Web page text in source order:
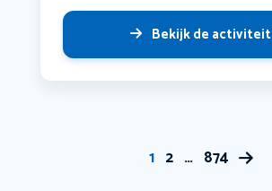
Bekijk de activiteit
1 2 … 874